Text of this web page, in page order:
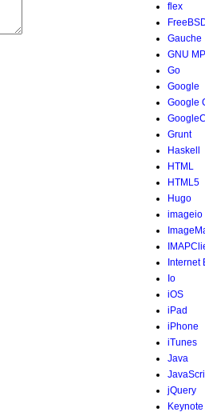
flex
Gauche
GNU
Go
Google
Google
Grunt
Haskell
HTML
HTML5
Hugo
imageio
Internet
Io
iOS
iPad
iPhone
iTunes
Java
jQuery
Keynote